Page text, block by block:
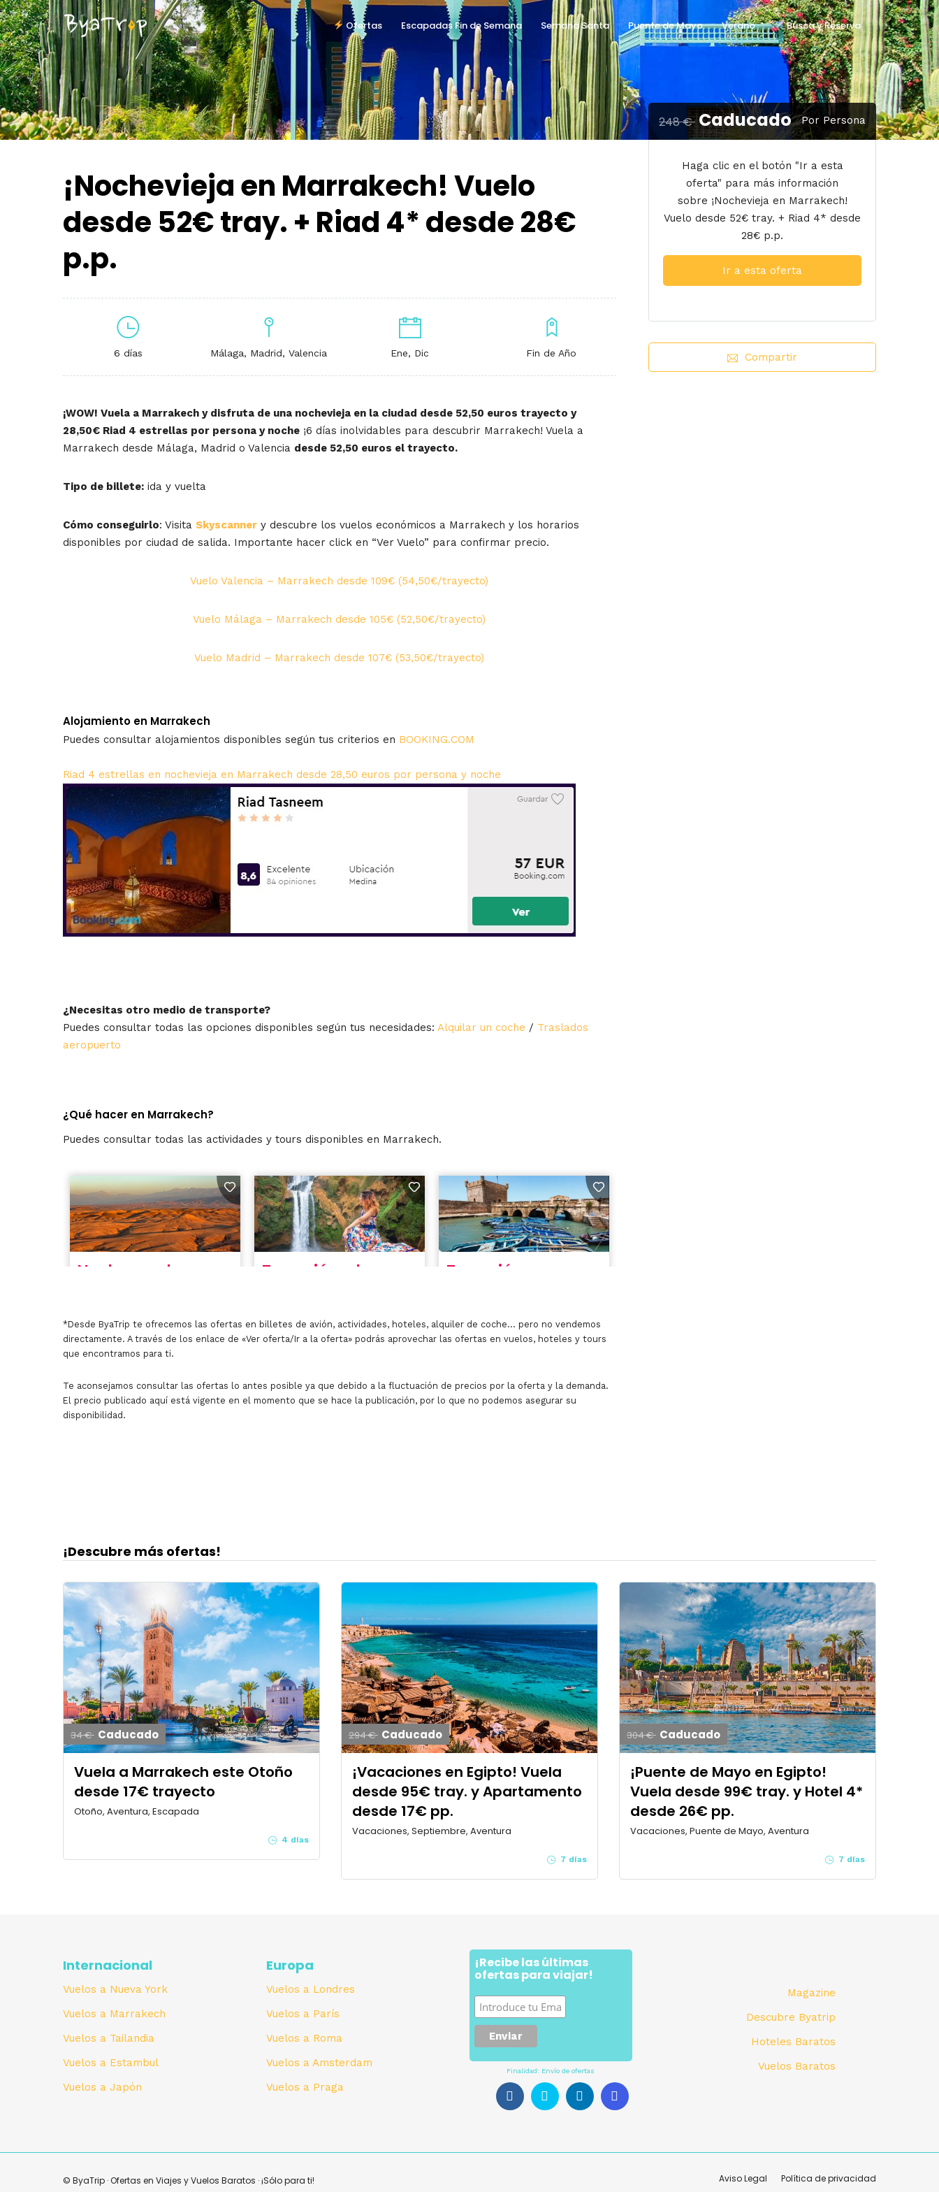
Ofertas Escapadas Fin de Semana Semana Santa Puente de Mayo Verano Busca y Reserva
248 € Caducado Por Persona
Haga clic en el botón "Ir a esta
oferta" para más información
sobre ¡Nochevieja en Marrakech!
Vuelo desde 52€ tray. + Riad 4* desde
28€ p.p.
Ir a esta oferta
Compartir
¡Nochevieja en Marrakech! Vuelo
desde 52€ tray. + Riad 4* desde 28€
p.p.
6 días Málaga, Madrid, Valencia Ene, Dic Fin de Año
¡WOW! Vuela a Marrakech y disfruta de una nochevieja en la ciudad desde 52,50 euros trayecto y
28,50€ Riad 4 estrellas por persona y noche ¡6 días inolvidables para descubrir Marrakech! Vuela a
Marrakech desde Málaga, Madrid o Valencia desde 52,50 euros el trayecto.
Tipo de billete: ida y vuelta
Cómo conseguirlo: Visita Skyscanner y descubre los vuelos económicos a Marrakech y los horarios
disponibles por ciudad de salida. Importante hacer click en “Ver Vuelo” para confirmar precio.
Vuelo Valencia – Marrakech desde 109€ (54,50€/trayecto)
Vuelo Málaga – Marrakech desde 105€ (52,50€/trayecto)
Vuelo Madrid – Marrakech desde 107€ (53,50€/trayecto)
Alojamiento en Marrakech
Puedes consultar alojamientos disponibles según tus criterios en BOOKING.COM
Riad 4 estrellas en nochevieja en Marrakech desde 28,50 euros por persona y noche
¿Necesitas otro medio de transporte?
Puedes consultar todas las opciones disponibles según tus necesidades: Alquilar un coche / Traslados
aeropuerto
¿Qué hacer en Marrakech?
Puedes consultar todas las actividades y tours disponibles en Marrakech.
*Desde ByaTrip te ofrecemos las ofertas en billetes de avión, actividades, hoteles, alquiler de coche… pero no vendemos
directamente. A través de los enlace de «Ver oferta/Ir a la oferta» podrás aprovechar las ofertas en vuelos, hoteles y tours
que encontramos para ti.
Te aconsejamos consultar las ofertas lo antes posible ya que debido a la fluctuación de precios por la oferta y la demanda.
El precio publicado aquí está vigente en el momento que se hace la publicación, por lo que no podemos asegurar su
disponibilidad.
¡Descubre más ofertas!
34 € Caducado
Vuela a Marrakech este Otoño
desde 17€ trayecto
Otoño, Aventura, Escapada
4 días
294 € Caducado
¡Vacaciones en Egipto! Vuela
desde 95€ tray. y Apartamento
desde 17€ pp.
Vacaciones, Septiembre, Aventura
7 días
304 € Caducado
¡Puente de Mayo en Egipto!
Vuela desde 99€ tray. y Hotel 4*
desde 26€ pp.
Vacaciones, Puente de Mayo, Aventura
7 días
Internacional
Vuelos a Nueva York
Vuelos a Marrakech
Vuelos a Tailandia
Vuelos a Estambul
Vuelos a Japón
Europa
Vuelos a Londres
Vuelos a París
Vuelos a Roma
Vuelos a Amsterdam
Vuelos a Praga
¡Recibe las últimas
ofertas para viajar!
Finalidad: Envío de ofertas
Magazine
Descubre Byatrip
Hoteles Baratos
Vuelos Baratos
Aviso Legal Política de privacidad
© ByaTrip · Ofertas en Viajes y Vuelos Baratos · ¡Sólo para ti!